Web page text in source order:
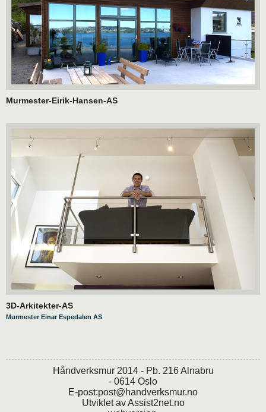
Murmester-Eirik-Hansen-AS
3D-Arkitekter-AS
Murmester Einar Espedalen AS
Håndverksmur 2014 - Pb. 216 Alnabru
- 0614 Oslo
E-post:post@handverksmur.no
Utviklet avAssist2net.no